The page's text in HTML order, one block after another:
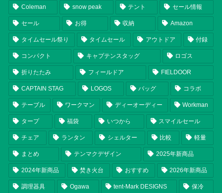
Coleman snow peak テント セール情報
セール お得 収納 Amazon
タイムセール祭り タイムセール アウトドア 付録
コンパクト キャプテンスタッグ ロゴス
折りたたみ フィールドア FIELDOOR
CAPTAIN STAG LOGOS バッグ コラボ
テーブル ワークマン ディーオーディー Workman
タープ 福袋 いつから スマイルセール
チェア ランタン シェルター 比較 軽量
まとめ テンマクデザイン 2025年新商品
2024年新商品 焚き火台 おすすめ 2026年新商品
調理器具 Ogawa tent-Mark DESIGNS 保冷